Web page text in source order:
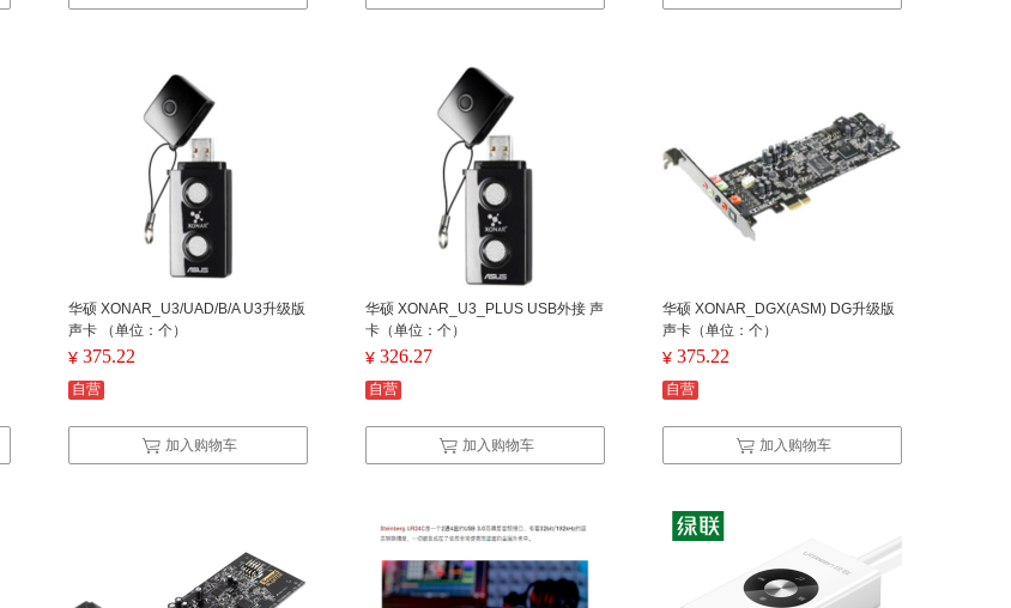
华硕 XONAR_U3/UAD/B/A U3升级版
声卡 （单位：个）
¥ 375.22
自营
加入购物车
华硕 XONAR_U3_PLUS USB外接 声
卡（单位：个）
¥ 326.27
自营
加入购物车
华硕 XONAR_DGX(ASM) DG升级版
声卡（单位：个）
¥ 375.22
自营
加入购物车